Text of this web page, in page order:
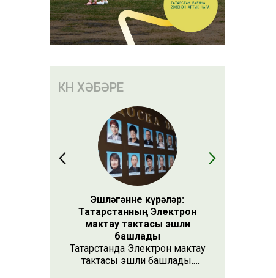
КӨН ХӘБӘРЕ
Эшләгәнне күрәләр:
Татарстанның Электрон
мактау тактасы эшли
башлады
Татарстанда Электрон мактау
тактасы эшли башлады.